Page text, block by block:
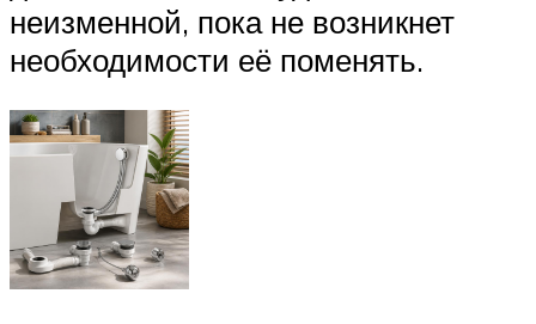
неизменной, пока не возникнет
необходимости её поменять.